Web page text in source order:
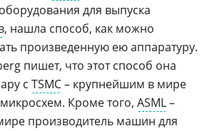
для выпуска
, нашла способ, как можно
произведенную ею аппаратуру.
пишет, что этот способ она
с TSMC– крупнейшим в мире
Кроме того, ASML–
производитель машин для